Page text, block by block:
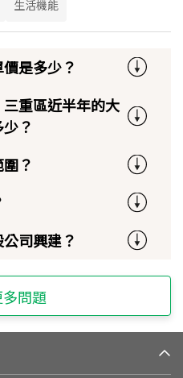
生活機能
是多少？
重區近半年的大
？
？
司興建？
問題